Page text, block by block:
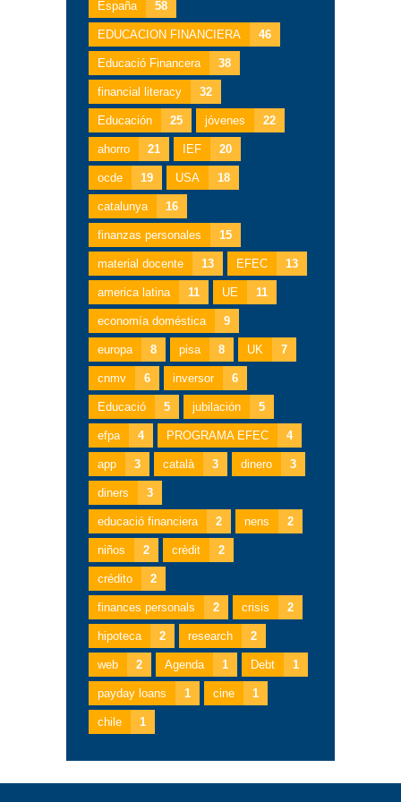
España 58
EDUCACION FINANCIERA 46
Educació Financera 38
financial literacy 32
Educación 25 jóvenes 22
ahorro 21 IEF 20
ocde 19 USA 18
catalunya 16
finanzas personales 15
material docente 13 EFEC 13
america latina 11 UE 11
economía doméstica 9
europa 8 pisa 8 UK 7
cnmv 6 inversor 6
Educació 5 jubilación 5
efpa 4 PROGRAMA EFEC 4
app 3 català 3 dinero 3
diners 3
educació financiera 2 nens 2
niños 2 crèdit 2
crédito 2
finances personals 2 crisis 2
hipoteca 2 research 2
web 2 Agenda 1 Debt 1
payday loans 1 cine 1
chile 1